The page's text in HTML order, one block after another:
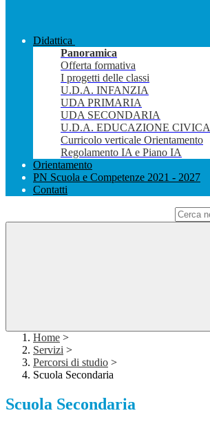
Didattica
Panoramica
Offerta formativa
I progetti delle classi
U.D.A. INFANZIA
UDA PRIMARIA
UDA SECONDARIA
U.D.A. EDUCAZIONE CIVICA
Curricolo verticale Orientamento
Regolamento IA e Piano IA
Orientamento
PN Scuola e Competenze 2021 - 2027
Contatti
Home >
Servizi >
Percorsi di studio >
Scuola Secondaria
Scuola Secondaria